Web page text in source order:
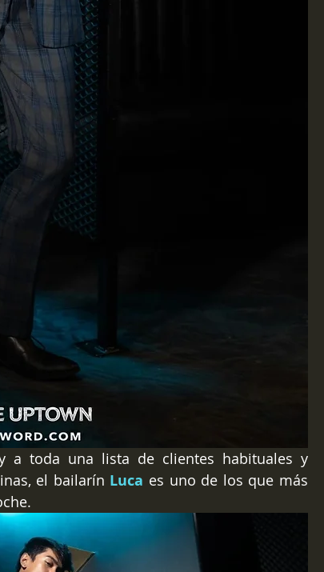
a toda una lista de clientes habituales y
el bailarín Luca es uno de los que más